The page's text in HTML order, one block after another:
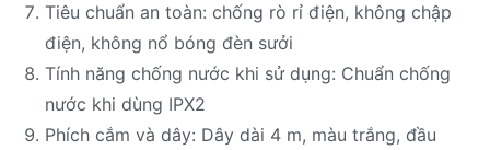
Tiêu chuẩn an toàn: chống rò rỉ điện, không chập
điện, không nổ bóng đèn sưởi
Tính năng chống nước khi sử dụng: Chuẩn chống
nước khi dùng IPX2
Phích cắm và dây: Dây dài 4 m, màu trắng, đầu